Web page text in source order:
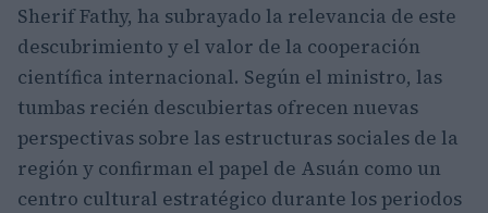
Sherif Fathy, ha subrayado la relevancia de este
descubrimiento y el valor de la cooperación
científica internacional. Según el ministro, las
tumbas recién descubiertas ofrecen nuevas
perspectivas sobre las estructuras sociales de la
región y confirman el papel de Asuán como un
centro cultural estratégico durante los periodos